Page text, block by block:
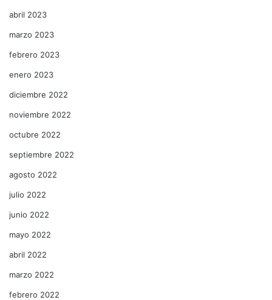
abril 2023
marzo 2023
febrero 2023
enero 2023
diciembre 2022
noviembre 2022
octubre 2022
septiembre 2022
agosto 2022
julio 2022
junio 2022
mayo 2022
abril 2022
marzo 2022
febrero 2022